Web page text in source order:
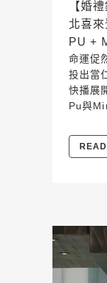
【婚
北喜
PU +
命運促
投出當
快播展
Pu與